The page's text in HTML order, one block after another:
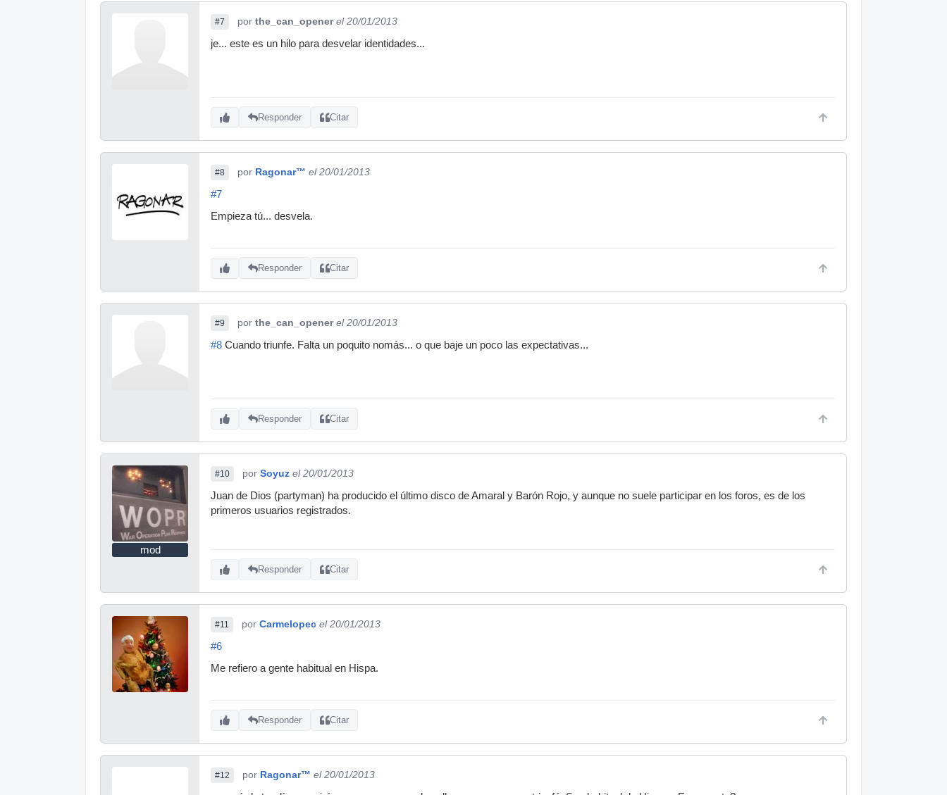
#7 por the_can_opener el 20/01/2013
je... este es un hilo para desvelar identidades...
Responder Citar
#8 por Ragonar™ el 20/01/2013
#7
Empieza tú... desvela.
Responder Citar
#9 por the_can_opener el 20/01/2013
#8 Cuando triunfe. Falta un poquito nomás... o que baje un poco las expectativas...
Responder Citar
mod
#10 por Soyuz el 20/01/2013
Juan de Dios (partyman) ha producido el último disco de Amaral y Barón Rojo, y aunque no suele participar en los foros, es de los
primeros usuarios registrados.
Responder Citar
#11 por Carmelopec el 20/01/2013
#6
Me refiero a gente habitual en Hispa.
Responder Citar
#12 por Ragonar™ el 20/01/2013